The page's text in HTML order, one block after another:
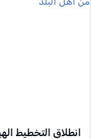
انطلاق التخطيط